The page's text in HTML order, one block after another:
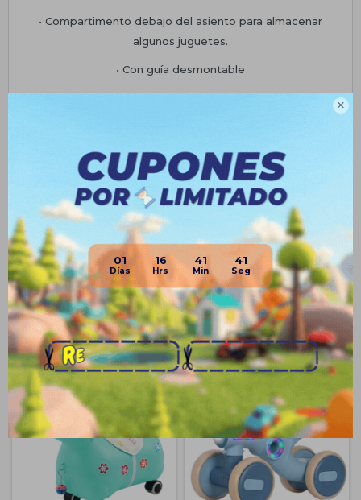

01 16 41 41
• Compartimento debajo del asiento para almacenar
algunos juguetes.
• Con guía desmontable
• Botones musicales en el volante, Funciona con 2 pilas AA
Planes de cuotas
Envíos
Medios de pago
Productos que te pueden interesar